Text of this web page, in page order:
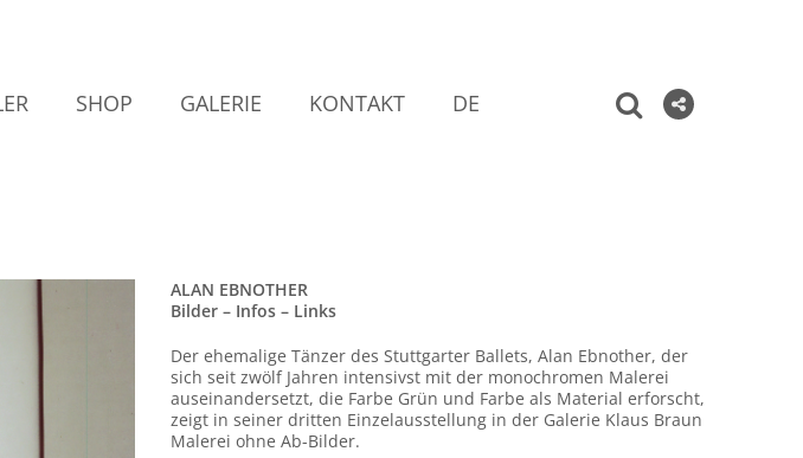
SHOP GALERIE KONTAKT DE
ALAN EBNOTHER
Bilder – Infos – Links
Der ehemalige Tänzer des Stuttgarter Ballets, Alan Ebnother, der
sich seit zwölf Jahren intensivst mit der monochromen Malerei
auseinandersetzt, die Farbe Grün und Farbe als Material erforscht,
zeigt in seiner dritten Einzelausstellung in der Galerie Klaus Braun
Malerei ohne Ab-Bilder.